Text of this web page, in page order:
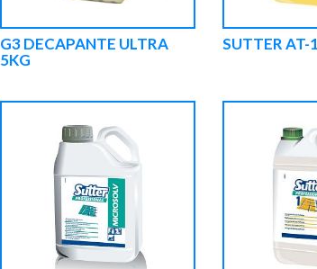
G3 DECAPANTE ULTRA
5KG
SUTTER AT-